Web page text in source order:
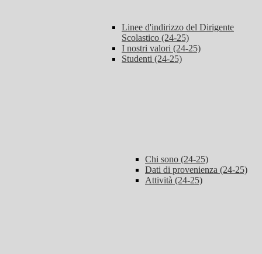
Linee d'indirizzo del Dirigente
Scolastico (24-25)
I nostri valori (24-25)
Studenti (24-25)
Chi sono (24-25)
Dati di provenienza (24-25)
Attività (24-25)